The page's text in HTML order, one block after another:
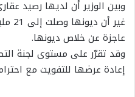
عاجزة عن خلاص ديونها.
وقد تقرّر على مستوى لجنة
إعادة عرضها للتفويت مع